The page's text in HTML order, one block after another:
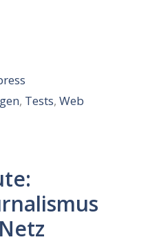
, Tests,Web